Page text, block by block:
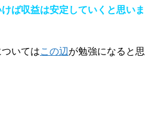
ば収益は安定していくと思いま
いてはこの辺 が勉強になると思